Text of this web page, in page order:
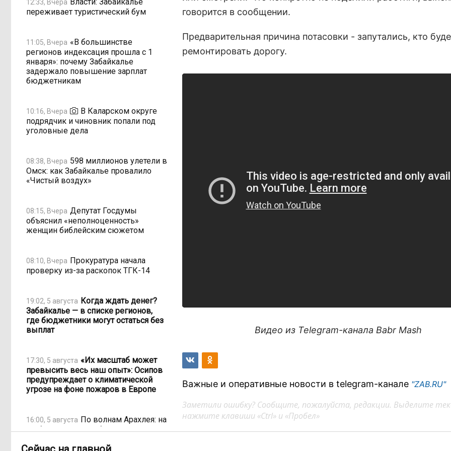
12:33, Вчера
переживает туристический бум
11:05, Вчера «В большинстве
регионов индексация прошла с 1
января»: почему Забайкалье
задержало повышение зарплат
бюджетникам
10:16, Вчера
В Каларском округе
подрядчик и чиновник попали под
уголовные дела
08:38, Вчера 598 миллионов улетели в
Омск: как Забайкалье провалило
«Чистый воздух»
08:15, Вчера Депутат Госдумы
объяснил «неполноценность»
женщин библейским сюжетом
08:10, Вчера Прокуратура начала
проверку из-за раскопок ТГК-14
19:02, 5 августа Когда ждать денег?
Забайкалье — в списке регионов,
где бюджетники могут остаться без
выплат
17:30, 5 августа «Их масштаб может
превысить весь наш опыт»: Осипов
предупреждает о климатической
угрозе на фоне пожаров в Европе
16:00, 5 августа По волнам Арахлея: на
любимом озере забайкальцев
говорится в сообщении.
Предварительная причина потасовки - запутались, кто
ремонтировать дорогу.
Видео из Telegram-канала Babr Mash
Важные и оперативные новости в telegram-канале "ZAB.RU"
Заметили ошибку? Сообщите, пожалуйста, редакции. Выделите
нажмите клавиши «Ctrl» и «Пробел»